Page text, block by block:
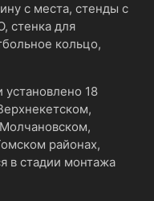
с места, стенды с
стенка для
кольцо,
установлено 18
районах,
в стадии монтажа